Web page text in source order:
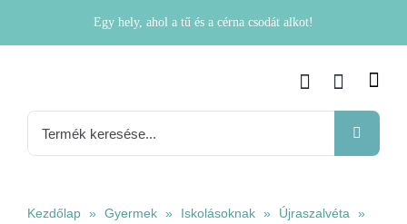
Egy hely, ahol a tű és a cérna csodát alkot!
Kezdőlap » Gyermek » Iskolásoknak » Újraszalvéta
»